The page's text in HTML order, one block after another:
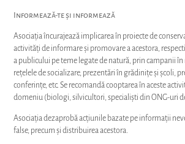
Informează-te și informează
Asociația încurajează implicarea în proiecte de
activități de informare și promovare a acestora,
a publicului pe teme legate de natură, prin campanii în
rețelele de socializare, prezentări în grădinițe și școli,
conferințe, etc. Se recomandă cooptarea în aceste
domeniu (biologi, silvicultori, specialiști din ONG-uri
Asociația dezaprobă acțiunile bazate pe informații
false, precum și distribuirea acestora.